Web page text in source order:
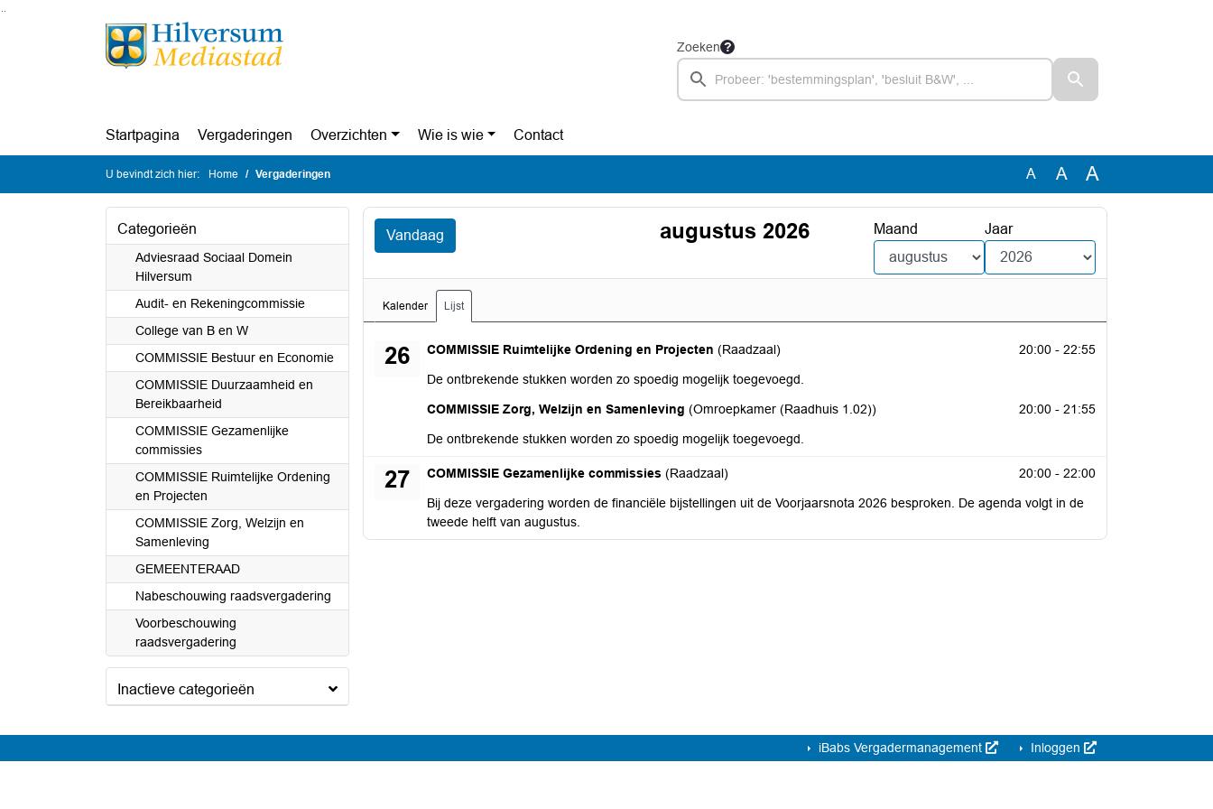
Ga naar de inhoud van deze pagina
Ga naar het zoeken
Ga naar het menu
Zoeken
Startpagina Vergaderingen Overzichten Wie is wie Contact
U bevindt zich hier: Home Vergaderingen A A A
Categorieën
Adviesraad Sociaal Domein
Hilversum
Audit- en Rekeningcommissie
College van B en W
COMMISSIE Bestuur en Economie
COMMISSIE Duurzaamheid en
Bereikbaarheid
COMMISSIE Gezamenlijke
commissies
COMMISSIE Ruimtelijke Ordening
en Projecten
COMMISSIE Zorg, Welzijn en
Samenleving
GEMEENTERAAD
Nabeschouwing raadsvergadering
Voorbeschouwing
raadsvergadering
Inactieve categorieën
Vandaag augustus 2026 Maand Jaar
Kalender Lijst
26 COMMISSIE Ruimtelijke Ordening en Projecten (Raadzaal)
woensdag 26 augustus 2026 20:00 - 22:55
De ontbrekende stukken worden zo spoedig mogelijk toegevoegd.
COMMISSIE Zorg, Welzijn en Samenleving (Omroepkamer (Raadhuis 1.02))
woensdag 26 augustus 2026 20:00 - 21:55
De ontbrekende stukken worden zo spoedig mogelijk toegevoegd.
27 COMMISSIE Gezamenlijke commissies (Raadzaal)
donderdag 27 augustus 2026 20:00 - 22:00
Bij deze vergadering worden de financiële bijstellingen uit de Voorjaarsnota 2026 besproken. De agenda volgt in de
tweede helft van augustus.
iBabs Vergadermanagement Inloggen